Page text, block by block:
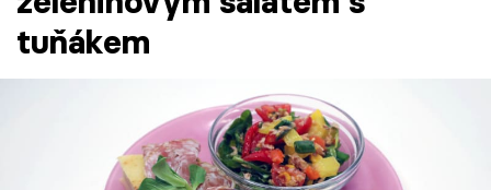
Témata
tuňákem